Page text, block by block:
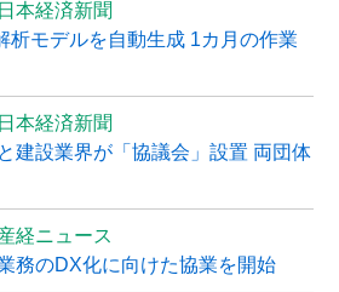
日本経済新聞
析モデルを自動生成 1カ月の作業
日本経済新聞
建設業界が「協議会」設置 両団体
経ニュース
務のDX化に向けた協業を開始